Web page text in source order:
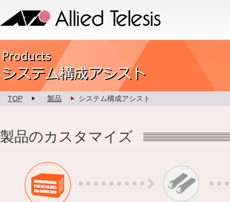
Product カスタマイズ
TOP 製品 システム構成アシスト
製品のカスタマイズ